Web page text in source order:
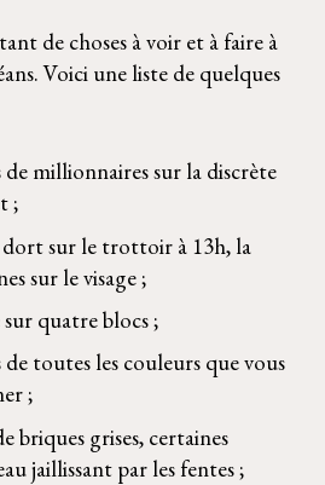
a tant de choses à voir et à faire à
Voici une liste de quelques
de millionnaires sur la discrète
;
sur le trottoir à 13h, la
sur le visage ;
quatre blocs ;
de toutes les couleurs que vous
;
briques grises, certaines
jaillissant par les fentes ;